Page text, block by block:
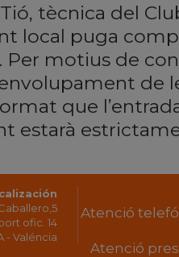
tècnica del
local puga
Per motius de
de
que
estarà
ofic. 14
- Valéncia
Atenció
Atenció